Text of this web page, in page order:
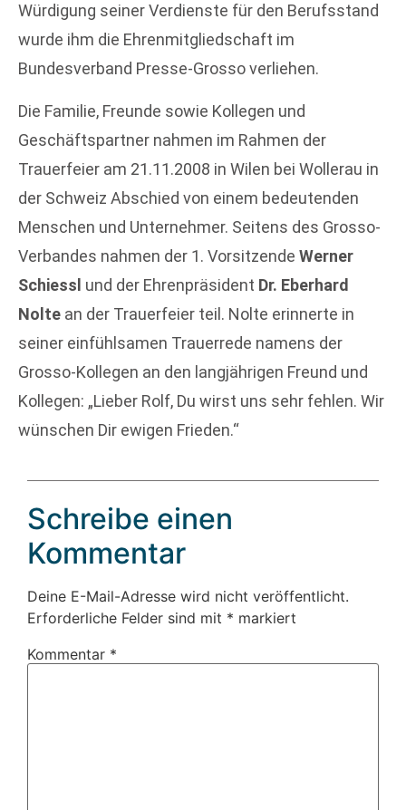
Würdigung seiner Verdienste für den Berufsstand
wurde ihm die Ehrenmitgliedschaft im
Bundesverband Presse-Grosso verliehen.
Die Familie, Freunde sowie Kollegen und
Geschäftspartner nahmen im Rahmen der
Trauerfeier am 21.11.2008 in Wilen bei Wollerau in
der Schweiz Abschied von einem bedeutenden
Menschen und Unternehmer. Seitens des Grosso-
Verbandes nahmen der 1. Vorsitzende Werner
Schiessl und der Ehrenpräsident Dr. Eberhard
Nolte an der Trauerfeier teil. Nolte erinnerte in
seiner einfühlsamen Trauerrede namens der
Grosso-Kollegen an den langjährigen Freund und
Kollegen: „Lieber Rolf, Du wirst uns sehr fehlen. Wir
wünschen Dir ewigen Frieden.“
Schreibe einen
Kommentar
Deine E-Mail-Adresse wird nicht veröffentlicht.
Erforderliche Felder sind mit * markiert
Kommentar *